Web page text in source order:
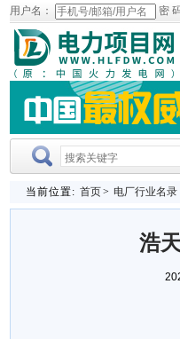
用户名： 密
当前位置: 首页> 电厂行业名录
浩